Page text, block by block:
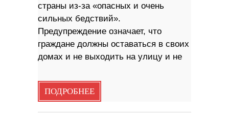
страны из-за «опасных и очень
сильных бедствий».
Предупреждение означает, что
граждане должны оставаться в своих
домах и не выходить на улицу и не
ПОДРОБНЕЕ